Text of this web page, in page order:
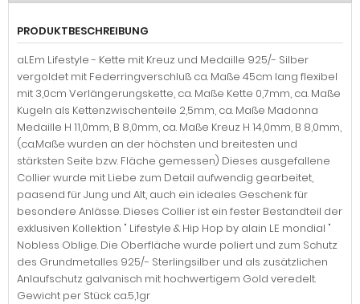
PRODUKTBESCHREIBUNG
aLEm Lifestyle - Kette mit Kreuz und Medaille 925/- Silber
vergoldet mit Federringverschluß ca. Maße 45cm lang flexibel
mit 3,0cm Verlängerungskette, ca. Maße Kette 0,7mm, ca. Maße
Kugeln als Kettenzwischenteile 2,5mm, ca. Maße Madonna
Medaille H 11,0mm, B 8,0mm, ca. Maße Kreuz H 14,0mm, B 8,0mm,
(ca.Maße wurden an der höchsten und breitesten und
stärksten Seite bzw. Fläche gemessen) Dieses ausgefallene
Collier wurde mit Liebe zum Detail aufwendig gearbeitet,
paasend für Jung und Alt, auch ein ideales Geschenk für
besondere Anlässe. Dieses Collier ist ein fester Bestandteil der
exklusiven Kollektion " Lifestyle & Hip Hop by alain LE mondial "
Nobless Oblige. Die Oberfläche wurde poliert und zum Schutz
des Grundmetalles 925/- Sterlingsilber und als zusätzlichen
Anlaufschutz galvanisch mit hochwertigem Gold veredelt.
Gewicht per Stück ca.5,1gr